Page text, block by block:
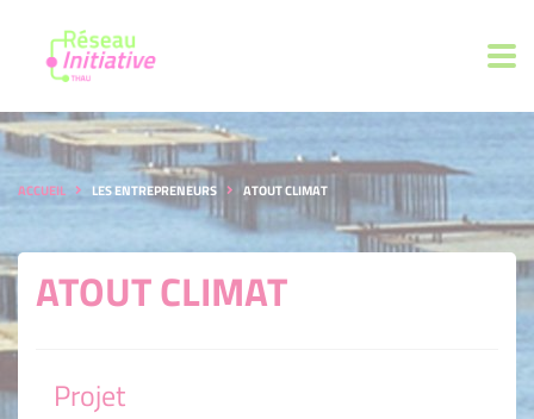
ACCUEIL LES ENTREPRENEURS ATOUT CLIMAT
ATOUT CLIMAT
Projet